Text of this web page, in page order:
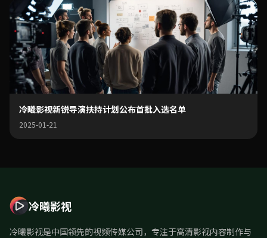
冷曦影视新锐导演扶持计划公布首批入选名单
2025-01-21
冷曦影视
冷曦影视是中国领先的视频传媒公司，专注于高清影视内容制作与